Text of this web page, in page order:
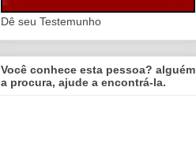
Dê seu Testemunho
Você conhece esta pessoa? alguém
a procura, ajude a encontrá-la.